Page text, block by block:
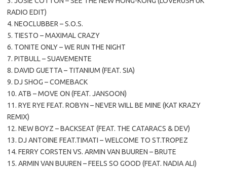
RADIO EDIT)
4. NEOCLUBBER – S.O.S.
5. TIESTO – MAXIMAL CRAZY
6. TONITE ONLY – WE RUN THE NIGHT
7. PITBULL – SUAVEMENTE
8. DAVID GUETTA – TITANIUM (FEAT. SIA)
9. DJ SHOG – COMEBACK
10. ATB – MOVE ON (FEAT. JANSOON)
11. RYE RYE FEAT. ROBYN – NEVER WILL BE MINE (KAT KRAZY
REMIX)
12. NEW BOYZ – BACKSEAT (FEAT. THE CATARACS & DEV)
13. DJ ANTOINE FEAT.TIMATI – WELCOME TO ST.TROPEZ
14. FERRY CORSTEN VS. ARMIN VAN BUUREN – BRUTE
15. ARMIN VAN BUUREN – FEELS SO GOOD (FEAT. NADIA ALI)